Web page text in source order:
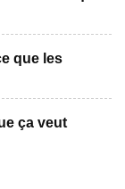
que les
ça veut